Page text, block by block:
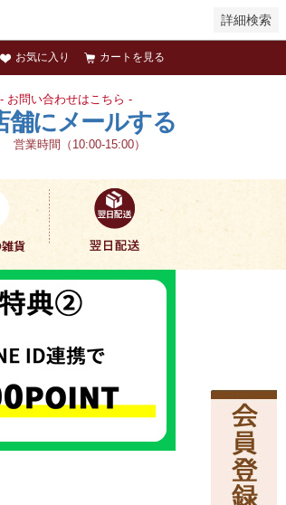
詳細検索
お気に入り カートを見る
- お問い合わせはこちら -
舗にメールする
営業時間（10:00-15:00）